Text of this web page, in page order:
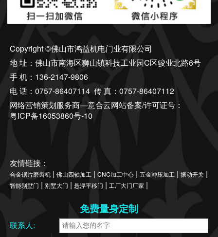
Copyright ©佛山市鸿益机电门业有限公司
地 址：佛山市南海区狮山镇科技工业园C区骏业北路6号
手 机：136-2147-9806
电 话：0757-86407114 传 真：0757-86407112
网络营销策划服务商—意合云网站备案/许可证号：
粤ICP备16053860号-10
友情链接：
合金锯片磨齿机 | 佛山四轴加工 | CNC加工中心 | 五金冲压加工 | 振动开关 |
智能别墅门 | 别墅大门 | 悬浮平移门 | 工厂大门厂家 |
免费量身定制
联系人: